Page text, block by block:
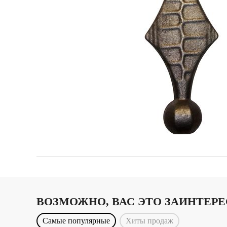
ВОЗМОЖНО, ВАС ЭТО
Самые популярные Хиты продаж